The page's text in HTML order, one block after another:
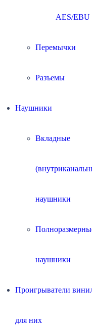
AES/EBU
Перемычки
Разъемы
Наушники
Вкладные
наушники
наушники
Проигрыватели
для них